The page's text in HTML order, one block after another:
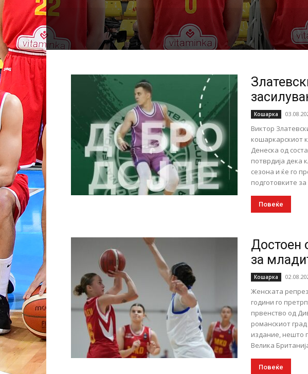
Кошарка
Виктор
кошаркарскиот
Денеска од
потврдија дека
сезона и ќе го
подготовките
Повеќе
Достоен
за
Кошарка
Женската
години го
првенство од
романскиот
издание, нешто
Велика
Повеќе